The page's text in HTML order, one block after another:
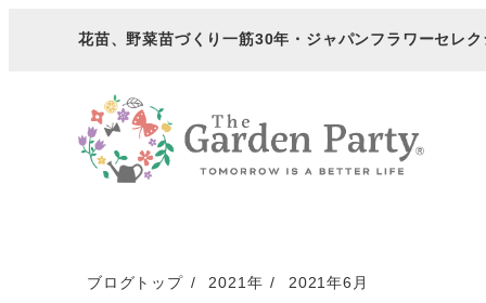
花苗、野菜苗づくり一筋30年・ ジャパンフラワーセレ
ブログトップ 2021年 2021年6月